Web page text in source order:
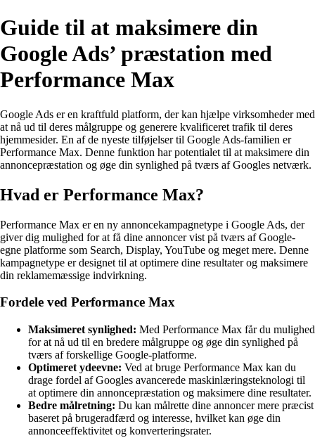
Guide til at maksimere din
Google Ads’ præstation med
Performance Max
Google Ads er en kraftfuld platform, der kan hjælpe virksomheder med
at nå ud til deres målgruppe og generere kvalificeret trafik til deres
hjemmesider. En af de nyeste tilføjelser til Google Ads-familien er
Performance Max. Denne funktion har potentialet til at maksimere din
annoncepræstation og øge din synlighed på tværs af Googles netværk.
Hvad er Performance Max?
Performance Max er en ny annoncekampagnetype i Google Ads, der
giver dig mulighed for at få dine annoncer vist på tværs af Google-
egne platforme som Search, Display, YouTube og meget mere. Denne
kampagnetype er designet til at optimere dine resultater og maksimere
din reklamemæssige indvirkning.
Fordele ved Performance Max
Maksimeret synlighed: Med Performance Max får du mulighed
for at nå ud til en bredere målgruppe og øge din synlighed på
tværs af forskellige Google-platforme.
Optimeret ydeevne: Ved at bruge Performance Max kan du
drage fordel af Googles avancerede maskinlæringsteknologi til
at optimere din annoncepræstation og maksimere dine resultater.
Bedre målretning: Du kan målrette dine annoncer mere præcist
baseret på brugeradfærd og interesse, hvilket kan øge din
annonceeffektivitet og konverteringsrater.